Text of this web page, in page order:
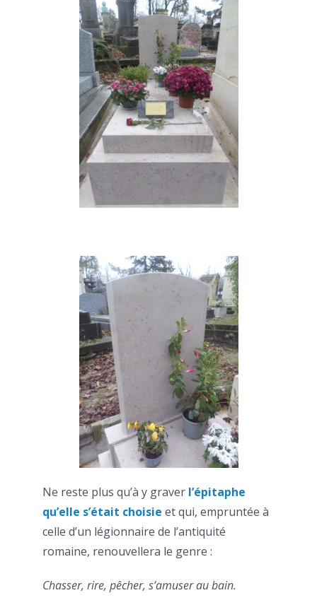
Ne reste plus qu’à y graver l’épitaphe
qu’elle s’était choisie et qui, empruntée à
celle d’un légionnaire de l’antiquité
romaine, renouvellera le genre :
Chasser, rire, pêcher, s’amuser au bain.